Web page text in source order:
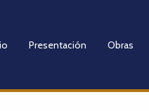
Presentación Obras